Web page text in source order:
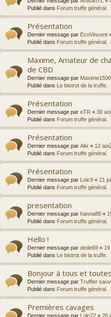
Publié dans Forum truffe général.
Présentation
Dernier message par EcoVincent
Publié dans Forum truffe général.
Maxime, Amateur de
de CBD
Dernier message par Maxime1500
Publié dans
Le bistrot de la truffe.
Présentation
Dernier message par eTR « 30
Publié dans Forum truffe général.
Présentation
Dernier message par Alix « 12
Publié dans Forum truffe général.
Présentation
Dernier message par Loic9 « 21
Publié dans Forum truffe général.
presentation
Dernier message par hanna88 «
Publié dans Forum truffe général.
Hello !
Dernier message par dede69 «
Publié dans
Le bistrot de la truffe.
Bonjour à tous et
Dernier message par Truffier
Publié dans Forum truffe général.
Premières cavages
Dernier message par Lolo72 « 26